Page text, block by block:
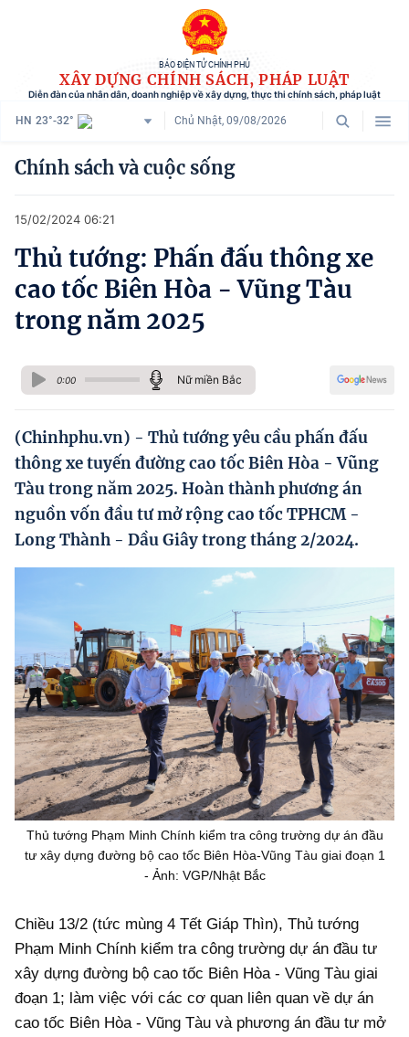
BÁO ĐIỆN TỬ CHÍNH PHỦ
XÂY DỰNG CHÍNH SÁCH, PHÁP LUẬT
Diễn đàn của nhân dân, doanh nghiệp về xây dựng, thực thi chính sách, pháp luật
HN 23°-32° Chủ Nhật, 09/08/2026
Danh mục
Tham vấn chính sách
Người dân góp ý
Chính sách và cuộc sống
Phát triển kinh tế tư nhân và doanh nghiệp dân tộc
Ocop và chuỗi giá trị Nông sản
Kinh tế tư nhân
Doanh nghiệp dân tộc
Photo
Chính sách và cuộc sống
15/02/2024 06:21
Thủ tướng: Phấn đấu thông xe
cao tốc Biên Hòa - Vũng Tàu
trong năm 2025
0:00 Nữ miền Bắc
(Chinhphu.vn) - Thủ tướng yêu cầu phấn đấu
thông xe tuyến đường cao tốc Biên Hòa - Vũng
Tàu trong năm 2025. Hoàn thành phương án
nguồn vốn đầu tư mở rộng cao tốc TPHCM -
Long Thành - Dầu Giây trong tháng 2/2024.
Thủ tướng Phạm Minh Chính kiểm tra công trường dự án đầu
tư xây dựng đường bộ cao tốc Biên Hòa-Vũng Tàu giai đoạn 1
- Ảnh: VGP/Nhật Bắc
Chiều 13/2 (tức mùng 4 Tết Giáp Thìn), Thủ tướng
Phạm Minh Chính kiểm tra công trường dự án đầu tư
xây dựng đường bộ cao tốc Biên Hòa - Vũng Tàu giai
đoạn 1; làm việc với các cơ quan liên quan về dự án
cao tốc Biên Hòa - Vũng Tàu và phương án đầu tư mở